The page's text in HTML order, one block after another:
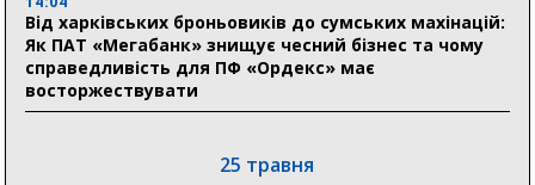
прифронтової Сумщини: перша група оздоровилася
в Австрії
18:30
Ніколаєнко: у Сумах погодили 115 компенсацій на
Від харківських броньовиків до сумських махінацій:
Як ПАТ «Мегабанк» знищує чесний бізнес та чому
справедливість для ПФ «Ордекс» має
восторжествувати
25 травня